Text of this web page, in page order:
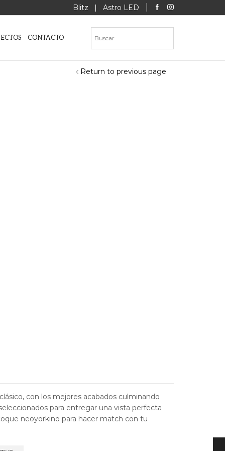
Blitz | Astro LED
CONTACTO
Return to previous page
con los mejores acabados culminando
para entregar una vista perfecta
neoyorkino para hacer match con tu